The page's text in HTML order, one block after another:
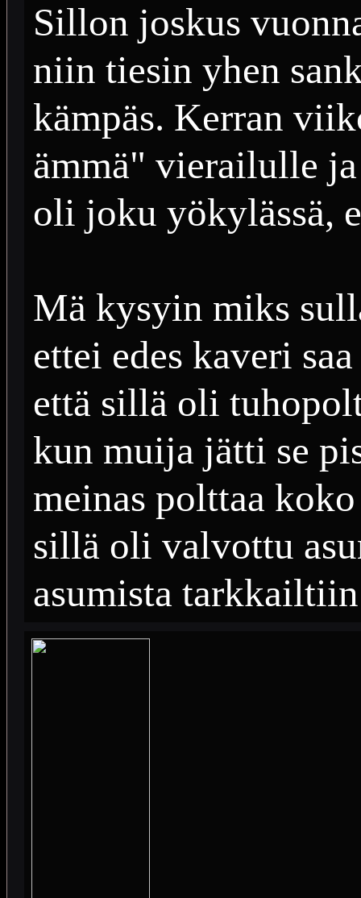
Sillon joskus
niin tiesin yhen
kämpäs. Kerran
ämmä" vierailulle
oli joku yökylässä,
Mä kysyin miks
ettei edes kaveri
että sillä oli
kun muija jätti se
meinas polttaa
sillä oli valvottu
asumista